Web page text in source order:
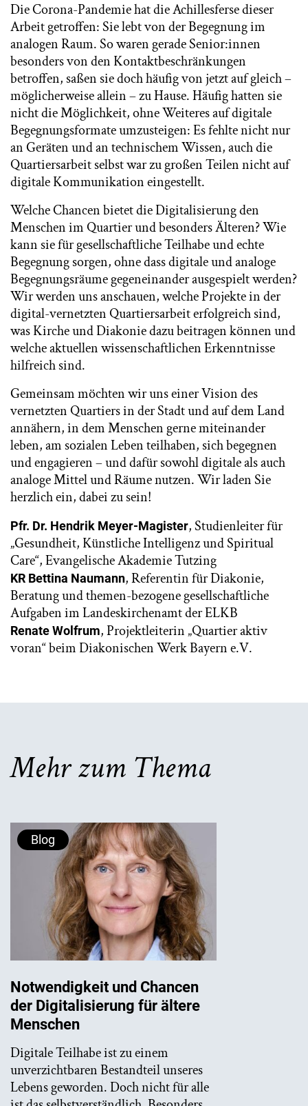
Die Corona-Pandemie hat die Achillesferse dieser
Arbeit getroffen: Sie lebt von der Begegnung im
analogen Raum. So waren gerade Senior:innen
besonders von den Kontaktbeschränkungen
betroffen, saßen sie doch häufig von jetzt auf gleich –
möglicherweise allein – zu Hause. Häufig hatten sie
nicht die Möglichkeit, ohne Weiteres auf digitale
Begegnungsformate umzusteigen: Es fehlte nicht nur
an Geräten und an technischem Wissen, auch die
Quartiersarbeit selbst war zu großen Teilen nicht auf
digitale Kommunikation eingestellt.
Welche Chancen bietet die Digitalisierung den
Menschen im Quartier und besonders Älteren? Wie
kann sie für gesellschaftliche Teilhabe und echte
Begegnung sorgen, ohne dass digitale und analoge
Begegnungsräume gegeneinander ausgespielt werden?
Wir werden uns anschauen, welche Projekte in der
digital-vernetzten Quartiersarbeit erfolgreich sind,
was Kirche und Diakonie dazu beitragen können und
welche aktuellen wissenschaftlichen Erkenntnisse
hilfreich sind.
Gemeinsam möchten wir uns einer Vision des
vernetzten Quartiers in der Stadt und auf dem Land
annähern, in dem Menschen gerne miteinander
leben, am sozialen Leben teilhaben, sich begegnen
und engagieren – und dafür sowohl digitale als auch
analoge Mittel und Räume nutzen. Wir laden Sie
herzlich ein, dabei zu sein!
Pfr. Dr. Hendrik Meyer-Magister, Studienleiter für
„Gesundheit, Künstliche Intelligenz und Spiritual
Care“, Evangelische Akademie Tutzing
KR Bettina Naumann, Referentin für Diakonie,
Beratung und themen-bezogene gesellschaftliche
Aufgaben im Landeskirchenamt der ELKB
Renate Wolfrum, Projektleiterin „Quartier aktiv
voran“ beim Diakonischen Werk Bayern e.V.
Mehr zum Thema
Blog
Notwendigkeit und Chancen
der Digitalisierung für ältere
Menschen
Digitale Teilhabe ist zu einem
unverzichtbaren Bestandteil unseres
Lebens geworden. Doch nicht für alle